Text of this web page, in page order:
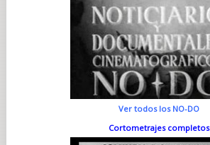
Ver todos los NO-DO
Cortometrajes completos